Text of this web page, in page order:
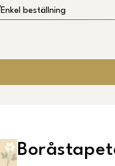
Enkel beställning